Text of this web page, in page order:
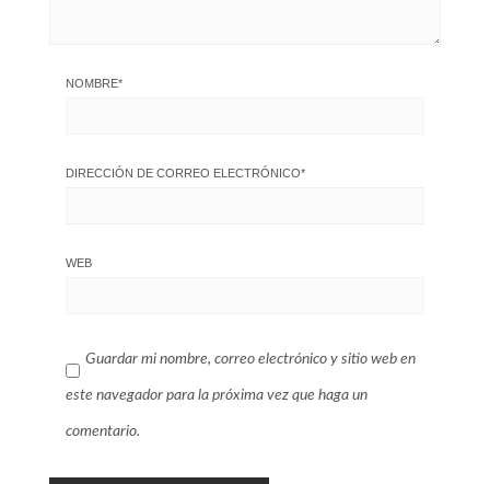
NOMBRE*
DIRECCIÓN DE CORREO ELECTRÓNICO*
WEB
Guardar mi nombre, correo electrónico y sitio web en
este navegador para la próxima vez que haga un
comentario.